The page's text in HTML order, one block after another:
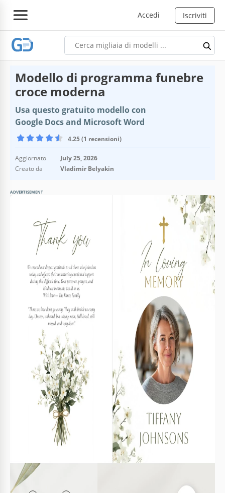
Accedi Iscriviti
Modello di programma funebre
croce moderna
Usa questo gratuito modello con
Google Docs and Microsoft Word
4.25 (1 recensioni)
Aggiornato
July 25, 2026
Creato da
Vladimir Belyakin
ADVERTISEMENT